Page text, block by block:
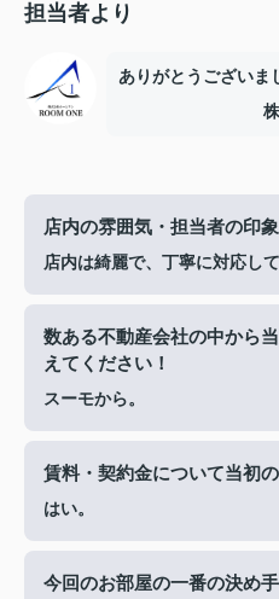
担当者より
ありがとうございま
店内の雰囲気・担当者の印
店内は綺麗で、丁寧に対応し
数ある不動産会社の中から
えてください！
スーモから。
賃料・契約金について当初
はい。
今回のお部屋の一番の決め